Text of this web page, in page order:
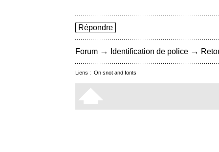
Répondre
Forum → Identification de police →
Liens : On snot and fonts